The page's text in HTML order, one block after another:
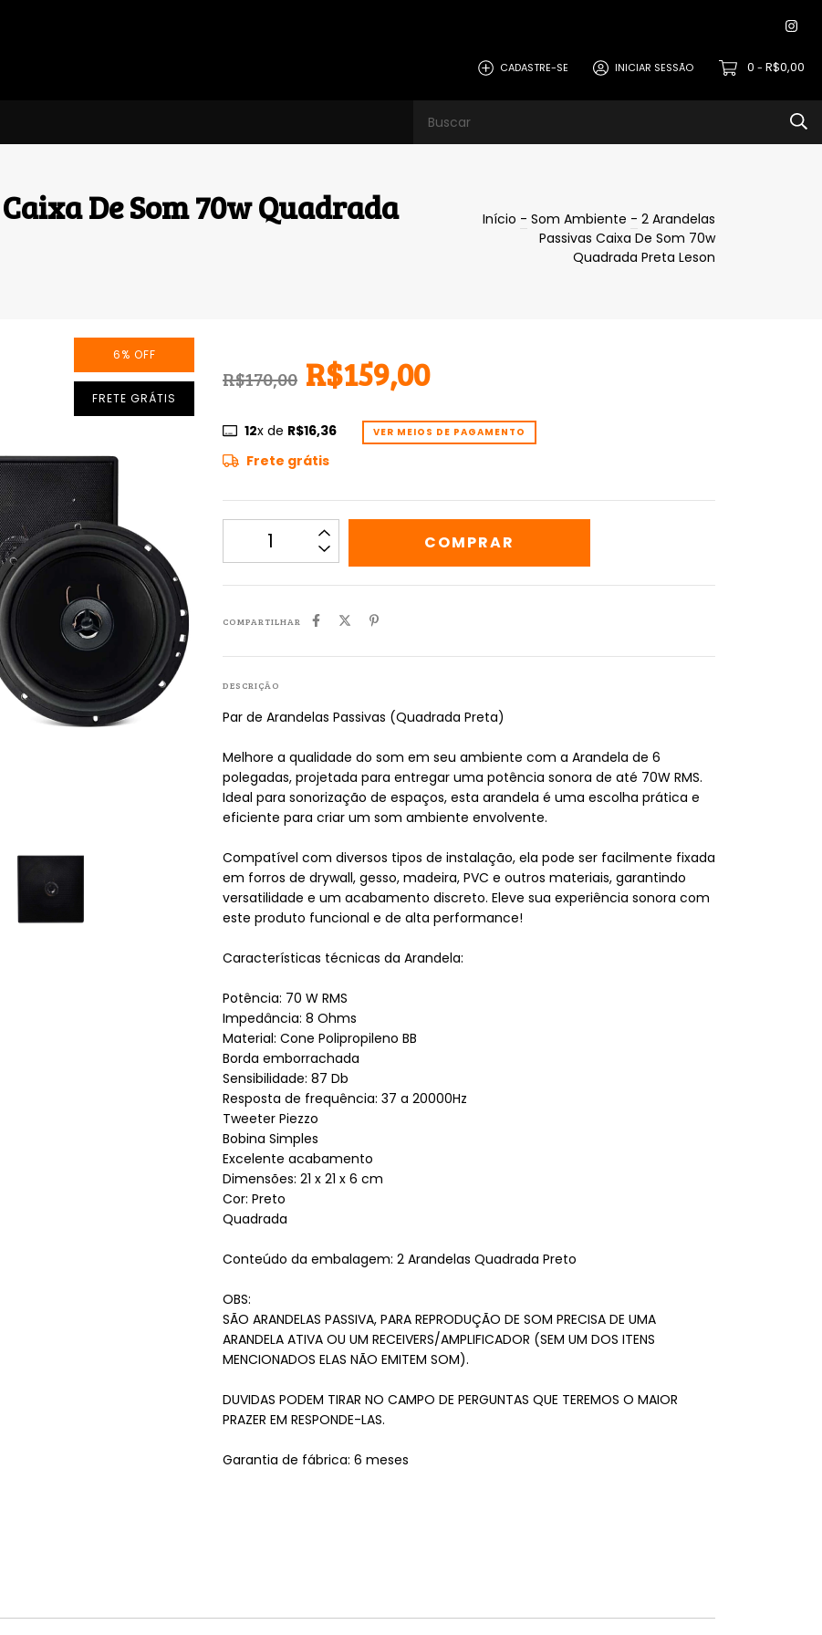
CADASTRE-SE INICIAR SESSÃO 0 - R$0,00
De Som 70w Quadrada
Início - Som Ambiente - 2 Arandelas
Passivas Caixa De Som 70w
Quadrada Preta Leson
6% OFF
FRETE GRÁTIS
R$170,00 R$159,00
12x de R$16,36 VER MEIOS DE PAGAMENTO
Frete grátis
COMPARTILHAR
DESCRIÇÃO
Par de Arandelas Passivas (Quadrada Preta)
Melhore a qualidade do som em seu ambiente com a Arandela de 6
polegadas, projetada para entregar uma potência sonora de até 70W RMS.
Ideal para sonorização de espaços, esta arandela é uma escolha prática e
eficiente para criar um som ambiente envolvente.
Compatível com diversos tipos de instalação, ela pode ser facilmente fixada
em forros de drywall, gesso, madeira, PVC e outros materiais, garantindo
versatilidade e um acabamento discreto. Eleve sua experiência sonora com
este produto funcional e de alta performance!
Características técnicas da Arandela:
Potência: 70 W RMS
Impedância: 8 Ohms
Material: Cone Polipropileno BB
Borda emborrachada
Sensibilidade: 87 Db
Resposta de frequência: 37 a 20000Hz
Tweeter Piezzo
Bobina Simples
Excelente acabamento
Dimensões: 21 x 21 x 6 cm
Cor: Preto
Quadrada
Conteúdo da embalagem: 2 Arandelas Quadrada Preto
OBS:
SÃO ARANDELAS PASSIVA, PARA REPRODUÇÃO DE SOM PRECISA DE UMA
ARANDELA ATIVA OU UM RECEIVERS/AMPLIFICADOR (SEM UM DOS ITENS
MENCIONADOS ELAS NÃO EMITEM SOM).
DUVIDAS PODEM TIRAR NO CAMPO DE PERGUNTAS QUE TEREMOS O MAIOR
PRAZER EM RESPONDE-LAS.
Garantia de fábrica: 6 meses